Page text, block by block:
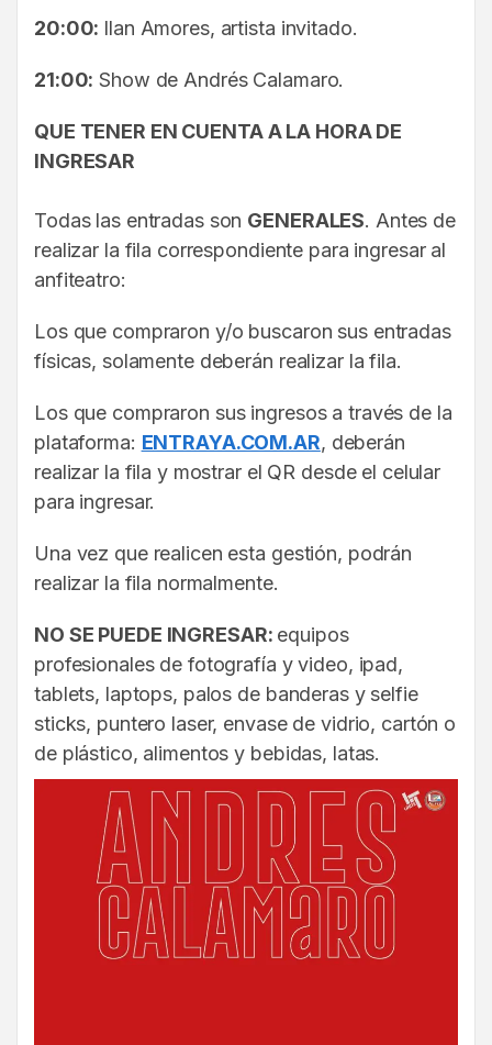
20:00: Ilan Amores, artista invitado.
21:00: Show de Andrés Calamaro.
QUE TENER EN CUENTA A LA HORA DE
INGRESAR
Todas las entradas son GENERALES. Antes de
realizar la fila correspondiente para ingresar al
anfiteatro:
Los que compraron y/o buscaron sus entradas
físicas, solamente deberán realizar la fila.
Los que compraron sus ingresos a través de la
plataforma: ENTRAYA.COM.AR, deberán
realizar la fila y mostrar el QR desde el celular
para ingresar.
Una vez que realicen esta gestión, podrán
realizar la fila normalmente.
NO SE PUEDE INGRESAR: equipos
profesionales de fotografía y video, ipad,
tablets, laptops, palos de banderas y selfie
sticks, puntero laser, envase de vidrio, cartón o
de plástico, alimentos y bebidas, latas.